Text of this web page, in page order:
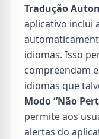
Tradução
aplicativo inclui
idiomas. Isso
compreendam
idiomas que
Modo “Não
permite aos
alertas do